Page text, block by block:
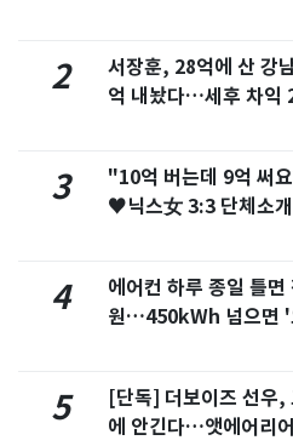
2
서장훈, 28억에 산 강
억 내놨다…세후 차익
3
"10억 버는데 9억 써
♥닉스女 3:3 단체소
4
에어컨 하루 종일 틀면
원…450kWh 넘으면 '
5
[단독] 더보이즈 선우,
에 안긴다…앳에어리